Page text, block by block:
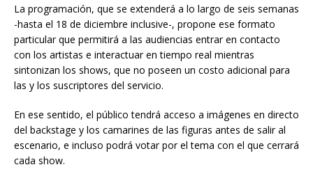
La programación, que se extenderá a lo largo de seis semanas
-hasta el 18 de diciembre inclusive-, propone ese formato
particular que permitirá a las audiencias entrar en contacto
con los artistas e interactuar en tiempo real mientras
sintonizan los shows, que no poseen un costo adicional para
las y los suscriptores del servicio.
En ese sentido, el público tendrá acceso a imágenes en directo
del backstage y los camarines de las figuras antes de salir al
escenario, e incluso podrá votar por el tema con el que cerrará
cada show.